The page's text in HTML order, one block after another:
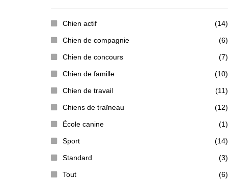
Chien actif (14)
Chien de compagnie (6)
Chien de concours (7)
Chien de famille (10)
Chien de travail (11)
Chiens de traîneau (12)
École canine (1)
Sport (14)
Standard (3)
Tout (6)